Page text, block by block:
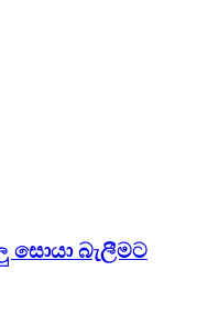
සොයා බැලීමට